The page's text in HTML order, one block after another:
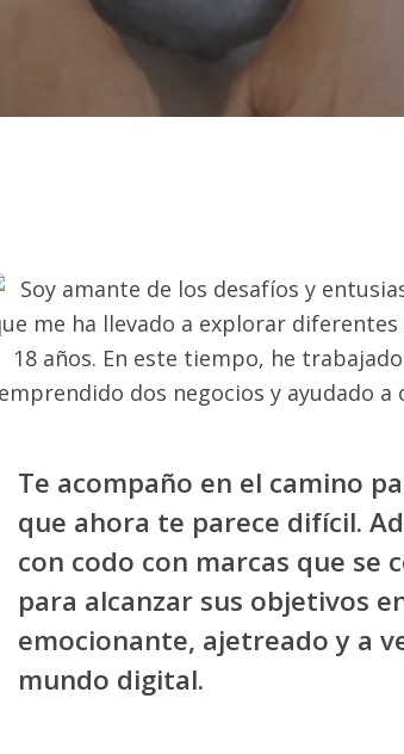
Te acompaño en el camino
que ahora te parece difícil.
con codo con marcas que se
para alcanzar sus objetivos
emocionante, ajetreado y a
mundo digital.